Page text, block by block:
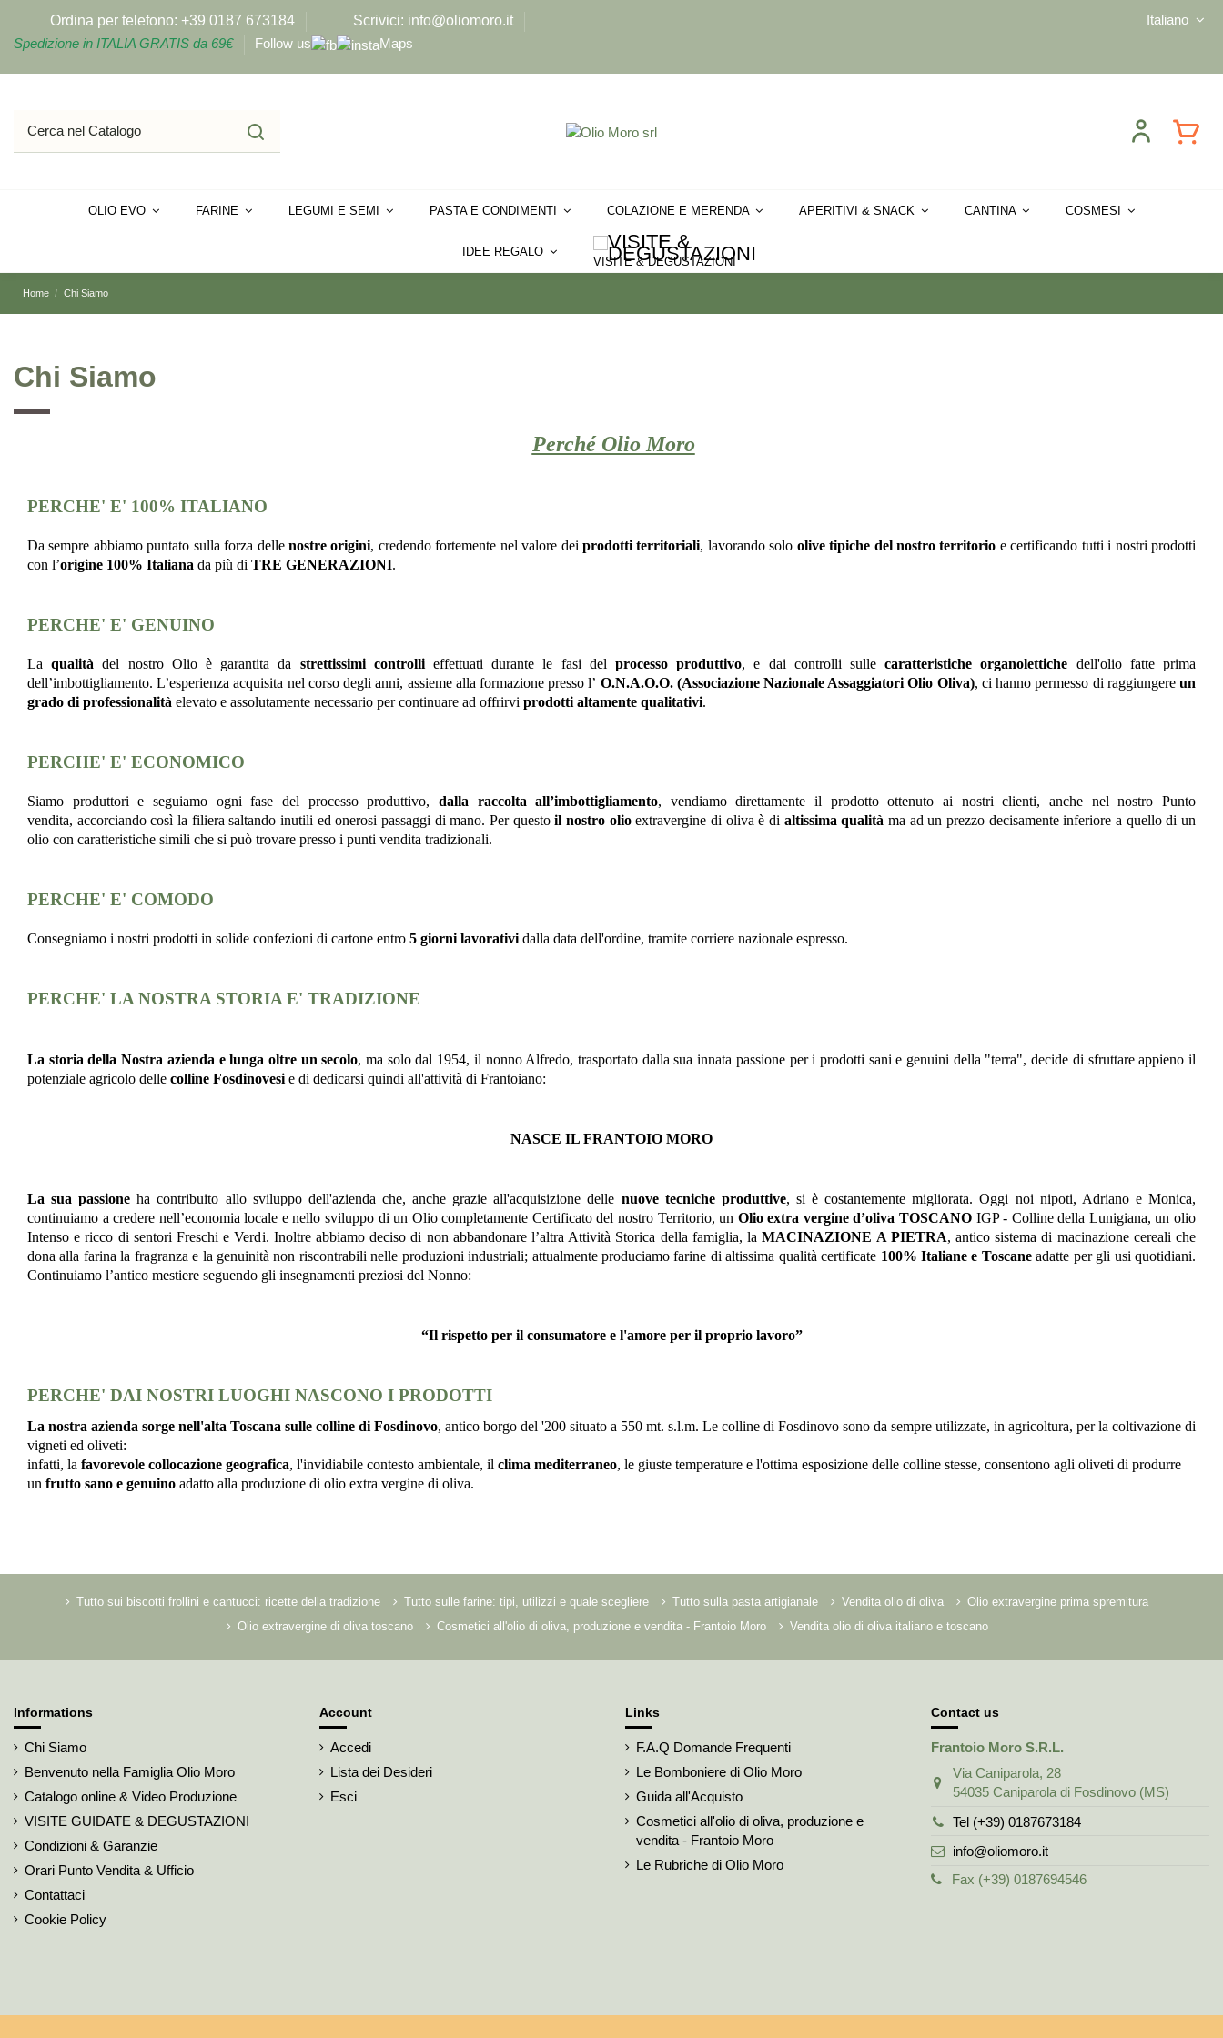
Ordina per telefono: +39 0187 673184 Scrivici: info@oliomoro.it
Spedizione in ITALIA GRATIS da 69€
Follow us Maps
Italiano
OLIO EVO FARINE LEGUMI E SEMI PASTA E CONDIMENTI COLAZIONE E MERENDA APERITIVI & SNACK CANTINA COSMESI
IDEE REGALO
VISITE & DEGUSTAZIONI
Home Chi Siamo
Chi Siamo
Perché Olio Moro
PERCHE' E' 100% ITALIANO
Da sempre abbiamo puntato sulla forza delle nostre origini, credendo fortemente nel valore deiprodotti territoriali, lavorando solo olive tipiche del nostro territorio e certificando tutti i nostri prodotti
con l’origine 100% Italiana da più di TRE GENERAZIONI.
PERCHE' E' GENUINO
Laqualità del nostro Olio è garantita da strettissimi controllieffettuati durante le fasi delprocesso produttivo, e dai controlli sullecaratteristiche organolettiche dell'olio fatte prima
dell’imbottigliamento. L’esperienza acquisita nel corso degli anni, assieme alla formazione presso l’ O.N.A.O.O. (Associazione Nazionale Assaggiatori Olio Oliva), ci hanno permesso di raggiungereun
grado di professionalità elevato e assolutamente necessario per continuare ad offrirvi prodotti altamente qualitativi.
PERCHE' E' ECONOMICO
Siamo produttori e seguiamo ogni fase del processo produttivo, dalla raccolta all’imbottigliamento, vendiamo direttamente il prodotto ottenuto ai nostri clienti, anche nel nostro Punto
vendita, accorciando così la filiera saltando inutili ed onerosi passaggi di mano. Per questoil nostro olioextravergine di oliva è di altissima qualità ma ad un prezzo decisamente inferiore a quello di un
olio con caratteristiche simili che si può trovare presso i punti vendita tradizionali.
PERCHE' E' COMODO
Consegniamo i nostri prodotti in solide confezioni di cartone entro 5 giorni lavorativi dalla data dell'ordine, tramite corriere nazionale espresso.
PERCHE' LA NOSTRA STORIA E' TRADIZIONE
La storia della Nostra azienda e lunga oltre un secolo, ma solo dal 1954, il nonno Alfredo, trasportato dalla sua innata passione per i prodotti sani e genuini della "terra", decide di sfruttare appieno il
potenziale agricolo delle colline Fosdinovesi e di dedicarsi quindi all'attività di Frantoiano:
NASCE IL FRANTOIO MORO
La sua passione ha contribuito allo sviluppo dell'azienda che, anche grazie all'acquisizione delle nuove tecniche produttive, si è costantemente migliorata. Oggi noi nipoti, Adriano e Monica,
continuiamo a credere nell’economia locale e nello sviluppo di un Olio completamente Certificato del nostro Territorio, un Olio extra vergine d’oliva TOSCANO IGP- Colline della Lunigiana, un olio
Intenso e ricco di sentori Freschi e Verdi. Inoltre abbiamo deciso di non abbandonare l’altra Attività Storica della famiglia, laMACINAZIONE A PIETRA, antico sistema di macinazione cereali che
dona alla farina la fragranza e la genuinità non riscontrabili nelle produzioni industriali; attualmente produciamo farine di altissima qualità certificate 100% Italiane e Toscaneadatte per gli usi quotidiani.
Continuiamo l’antico mestiere seguendo gli insegnamenti preziosi del Nonno:
“Il rispetto per il consumatore e l'amore per il proprio lavoro”
PERCHE' DAI NOSTRI LUOGHI NASCONO I PRODOTTI
La nostra azienda sorge nell'alta Toscana sulle colline di Fosdinovo, antico borgo del '200 situato a 550 mt. s.l.m. Le colline di Fosdinovo sono da sempre utilizzate, in agricoltura, per la coltivazione di
vigneti ed oliveti:
infatti, la favorevole collocazione geografica, l'invidiabile contesto ambientale, il clima mediterraneo, le giuste temperature e l'ottima esposizione delle colline stesse, consentono agli oliveti di produrre
un frutto sano e genuino adatto alla produzione di olio extra vergine di oliva.
Tutto sui biscotti frollini e cantucci: ricette della tradizione Tutto sulle farine: tipi, utilizzi e quale scegliere Tutto sulla pasta artigianale Vendita olio di oliva
Olio extravergine prima spremitura
Olio extravergine di oliva toscano
Cosmetici all'olio di oliva, produzione e vendita - Frantoio Moro Vendita olio di oliva italiano e toscano
Informations
Chi Siamo
Benvenuto nella Famiglia Olio Moro
Catalogo online & Video Produzione
VISITE GUIDATE & DEGUSTAZIONI
Condizioni & Garanzie
Orari Punto Vendita & Ufficio
Contattaci
Cookie Policy
Account
Accedi
Lista dei Desideri
Esci
Links
F.A.Q Domande Frequenti
Le Bomboniere di Olio Moro
Guida all'Acquisto
Cosmetici all'olio di oliva, produzione e
vendita - Frantoio Moro
Le Rubriche di Olio Moro
Contact us
Frantoio Moro S.R.L.
Via Caniparola, 28
54035 Caniparola di Fosdinovo (MS)
Tel (+39) 0187673184
info@oliomoro.it
Fax (+39) 0187694546